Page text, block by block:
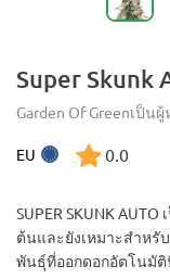
Super Skunk
Garden Of Greenเป็น
EU 0.0
SUPER SKUNK
ต้นและยังเหมาะสำหรั
พันธุ์ที่ออกดอกอัตโนมัติ